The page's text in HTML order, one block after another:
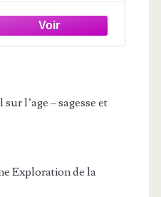
Board
x 10 Inch (Black)
l’age – sagesse et
Exploration de la